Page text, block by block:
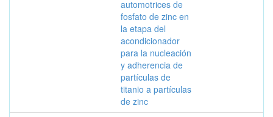
automotrices de
fosfato de zinc en
la etapa del
acondicionador
para la nucleación
y adherencia de
partículas de
titanio a partículas
de zinc